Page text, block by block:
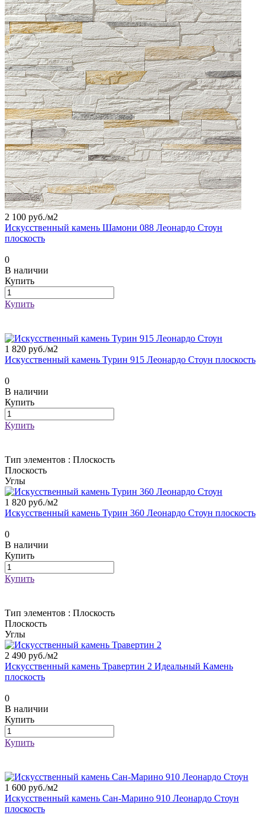
2 100 руб./м2
Искусственный камень Шамони 088 Леонардо Стоун
плоскость
0
В наличии
Купить
Купить
1 820 руб./м2
Искусственный камень Турин 915 Леонардо Стоун плоскость
0
В наличии
Купить
Купить
Тип элементов : Плоскость
Плоскость
Углы
1 820 руб./м2
Искусственный камень Турин 360 Леонардо Стоун плоскость
0
В наличии
Купить
Купить
Тип элементов : Плоскость
Плоскость
Углы
2 490 руб./м2
Искусственный камень Травертин 2 Идеальный Камень
плоскость
0
В наличии
Купить
Купить
1 600 руб./м2
Искусственный камень Сан-Марино 910 Леонардо Стоун
плоскость